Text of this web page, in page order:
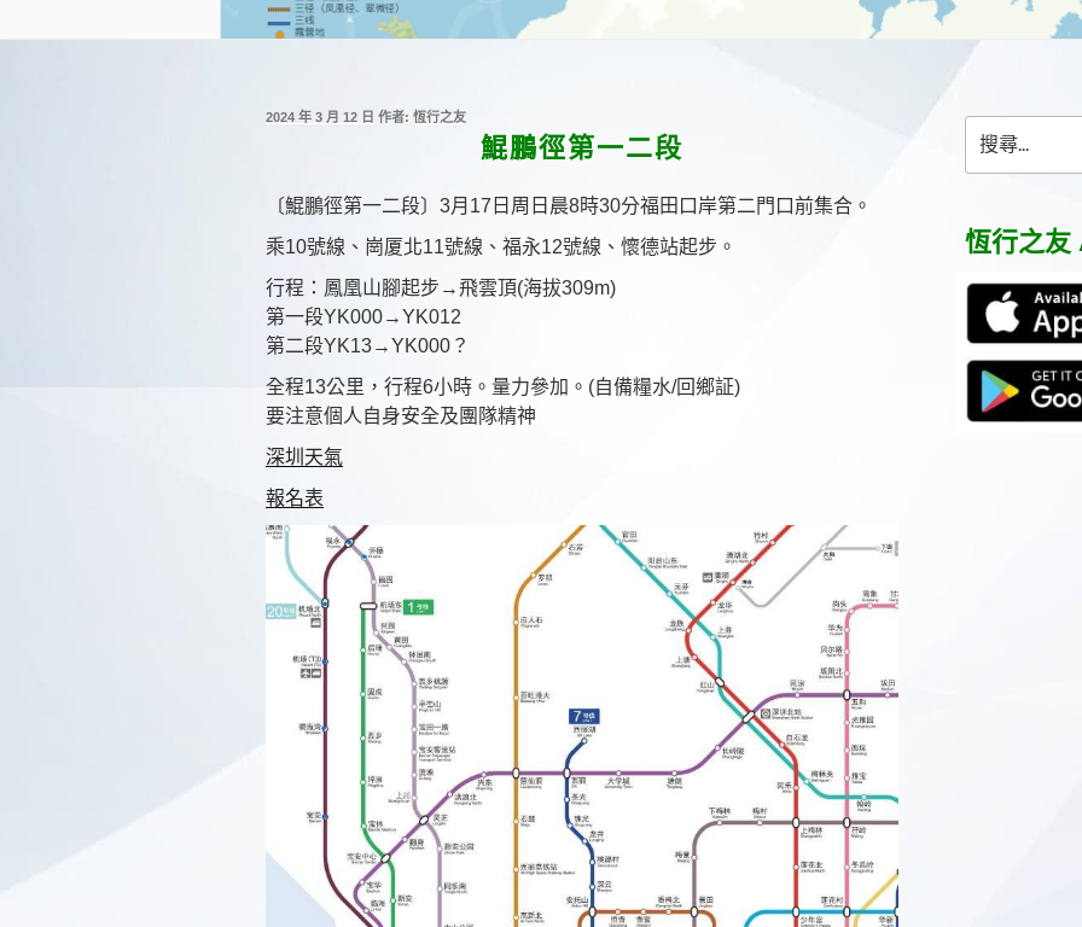
發
2024 年 3 月 12 日 作者: 恆行之友
鯤鵬徑第一二段
〔鯤鵬徑第一二段〕3月17日周日晨8時30分福田口岸第二門口前集合。
乘10號線、崗厦北11號線、福永12號線、懷德站起步。
行程：鳳凰山腳起步→飛雲頂(海拔309m)
第一段YK000→YK012
第二段YK13→YK000？
全程13公里，行程6小時。量力參加。(自備糧水/回鄉証)
要注意個人自身安全及團隊精神
深圳天氣
報名表
字:
恆行之友